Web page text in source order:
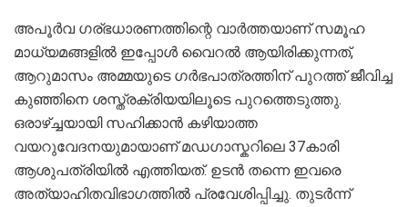
അപൂർവ ഗര്ഭധാരണത്തിന്റെ വാർത്തയാണ് സമൂഹ
മാധ്യമങ്ങളിൽ ഇപ്പോൾ വൈറൽ ആയിരിക്കുന്നത്,
ആറുമാസം അമ്മയുടെ ഗർഭപാത്രത്തിന് പുറത്ത് ജീവിച്ച
കുഞ്ഞിനെ ശസ്ത്രക്രിയയിലൂടെ പുറത്തെടുത്തു.
ഒരാഴ്ച്ചയായി സഹിക്കാൻ കഴിയാത്ത
വയറുവേദനയുമായാണ് മഡഗാസ്കറിലെ 37കാരി
ആശുപത്രിയിൽ എത്തിയത്. ഉടൻ തന്നെ ഇവരെ
അത്യാഹിതവിഭാഗത്തിൽ പ്രവേശിപ്പിച്ചു. തുടർന്ന്